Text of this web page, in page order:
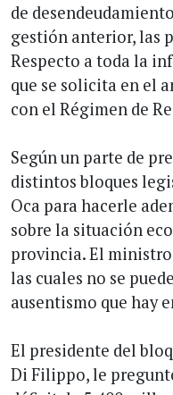
de
gestión anterior, las
Respecto a toda la
que se solicita en el
con el Régimen de
Según un parte de
distintos bloques
Oca para hacerle
sobre la situación
provincia. El
las cuales no se
ausentismo que hay
El presidente del
Di Filippo, le